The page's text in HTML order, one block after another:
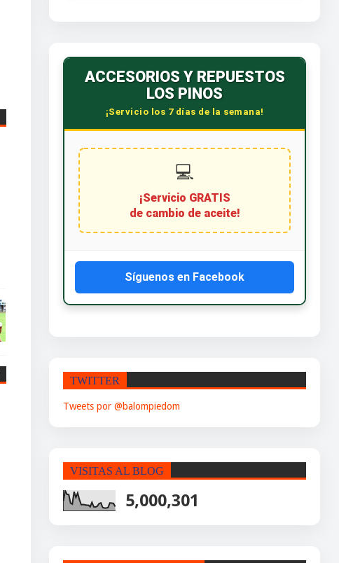
ACCESORIOS Y REPUESTOS
LOS PINOS
¡Servicio los 7 días de la semana!
💻
¡Servicio GRATIS
de cambio de aceite!
Síguenos en Facebook
TWITTER
Tweets por @balompiedom
VISITAS AL BLOG
5,000,301